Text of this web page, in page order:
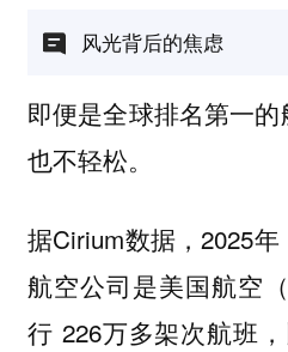
风光背后的焦虑
即便是全球排名第一
也不轻松。
据Cirium数据，2025
航空公司是美国航空
行 226万多架次航班